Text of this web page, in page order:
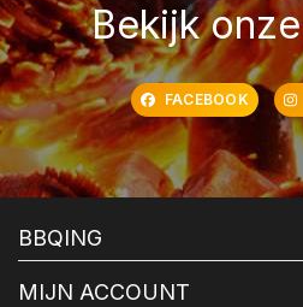
Bekijk
FACEBOOK
BBQING
MIJN ACCOUNT